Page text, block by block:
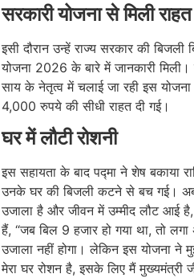
सरकारी योजना से मिली राहत
इसी दौरान उन्हें राज्य सरकार की बिजली
योजना 2026 के बारे में जानकारी मिली।
साय के नेतृत्व में चलाई जा रही इस
4,000 रुपये की सीधी राहत दी गई।
घर में लौटी रोशनी
इस सहायता के बाद पद्मा ने शेष बकाया
उनके घर की बिजली कटने से बच गई।
उजाला है और जीवन में उम्मीद लौट आई
हैं, “जब बिल 9 हजार हो गया था, तो
उजाला नहीं होगा। लेकिन इस योजना ने
मेरा घर रोशन है, इसके लिए मैं मुख्यमंत्री